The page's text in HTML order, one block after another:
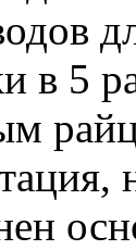
в 5